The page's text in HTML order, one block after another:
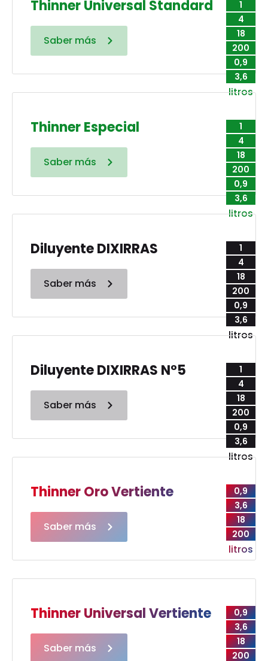
1
4
18
200
0,9
3,6
litros
Thinner Universal Standard
Saber más
1
4
18
200
0,9
3,6
litros
Thinner Especial
Saber más
1
4
18
200
0,9
3,6
litros
Diluyente DIXIRRAS
Saber más
1
4
18
200
0,9
3,6
litros
Diluyente DIXIRRAS N°5
Saber más
0,9
3,6
18
200
litros
Thinner Oro Vertiente
Saber más
0,9
3,6
18
200
Thinner Universal Vertiente
Saber más